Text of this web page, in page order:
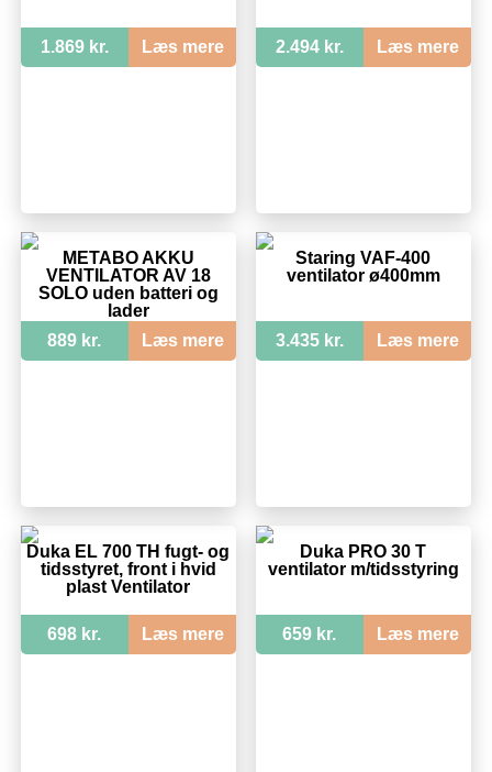
1.869 kr. Læs mere 2.494 kr. Læs mere
METABO AKKU
VENTILATOR AV 18
SOLO uden batteri og
lader
889 kr.
Læs mere
Staring VAF-400
ventilator ø400mm
3.435 kr. Læs mere
Duka EL 700 TH fugt- og
tidsstyret, front i hvid
plast Ventilator
698 kr. Læs mere
Duka PRO 30 T
ventilator m/tidsstyring
659 kr. Læs mere